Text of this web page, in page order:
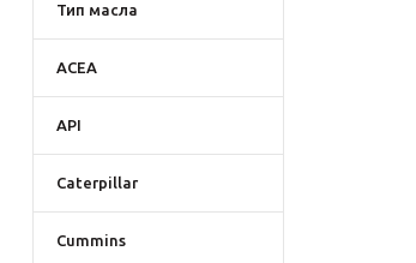
Тип масла
ACEA
API
Caterpillar
Cummins